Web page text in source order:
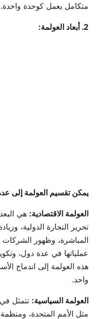
متكامل يعمل كوحدة واحدة.
2. أبعاد العولمة:
يمكن تقسيم العولمة إلى
العولمة الاقتصادية: هي
تحرير التجارة الدولية،
المباشرة، وظهور الشركات
عملياتها في عدة دول،
هذه العولمة إلى اندماج
واحد.
العولمة السياسية: تتمثل في
مثل الأمم المتحدة،